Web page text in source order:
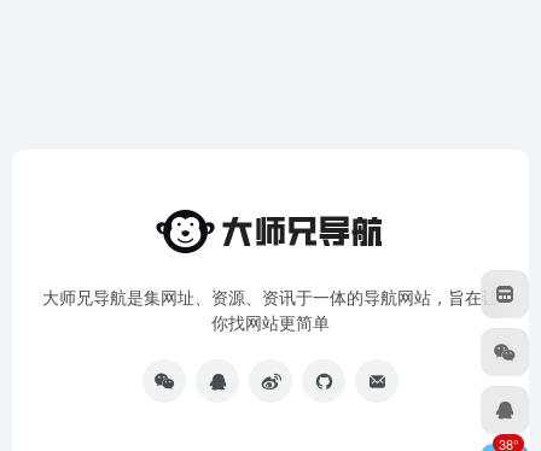
大师兄导航是集网址、资源、资讯于一体的导航网站，旨在让
你找网站更简单
38°